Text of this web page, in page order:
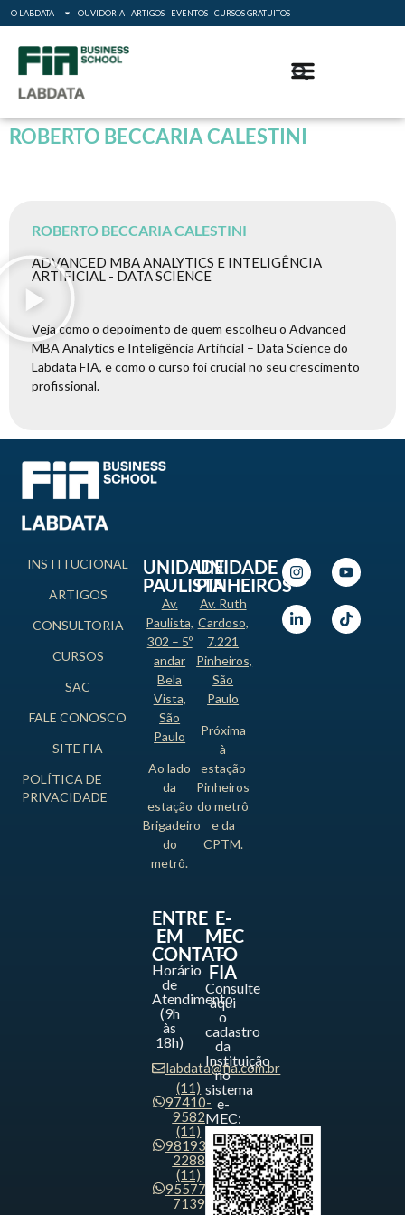
O LABDATA OUVIDORIA ARTIGOS EVENTOS CURSOS GRATUITOS
ROBERTO BECCARIA CALESTINI
ROBERTO BECCARIA CALESTINI
ADVANCED MBA ANALYTICS E INTELIGÊNCIA
ARTIFICIAL - DATA SCIENCE
Veja como o depoimento de quem escolheu o Advanced
MBA Analytics e Inteligência Artificial – Data Science do
Labdata FIA, e como o curso foi crucial no seu crescimento
profissional.
INSTITUCIONAL
ARTIGOS
CONSULTORIA
CURSOS
SAC
FALE CONOSCO
SITE FIA
POLÍTICA DE
PRIVACIDADE
UNIDADE
PAULISTA
Av.
Paulista,
302 – 5º
andar
Bela
Vista,
São
Paulo
Ao lado
da
estação
Brigadeiro
do
metrô.
UNIDADE
PINHEIROS
Av. Ruth
Cardoso,
7.221
Pinheiros,
São
Paulo
Próxima
à
estação
Pinheiros
do metrô
e da
CPTM.
ENTRE
EM
CONTATO
Horário
de
Atendimento
(9h
às
18h)
labdata@fia.com.br
(11)
97410-
9582
(11)
98193-
2288
(11)
95577-
7139
E-
MEC
-
FIA
Consulte
aqui
o
cadastro
da
Instituição
no
sistema
e-
MEC: